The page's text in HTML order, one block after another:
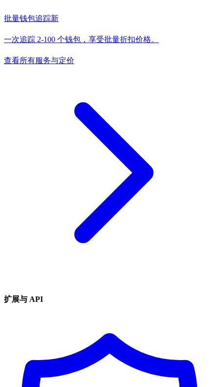
批量钱包追踪新
一次追踪 2-100 个钱包，享受批量折扣价格。
查看所有服务与定价
扩展与 API